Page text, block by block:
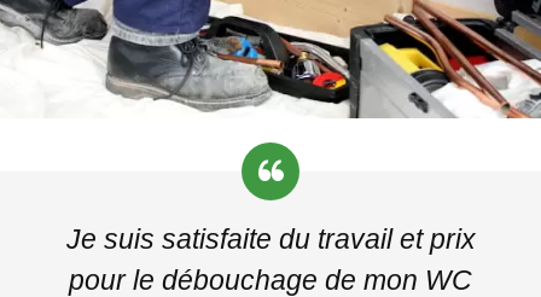
Je suis satisfaite du travail et prix
pour le débouchage de mon WC